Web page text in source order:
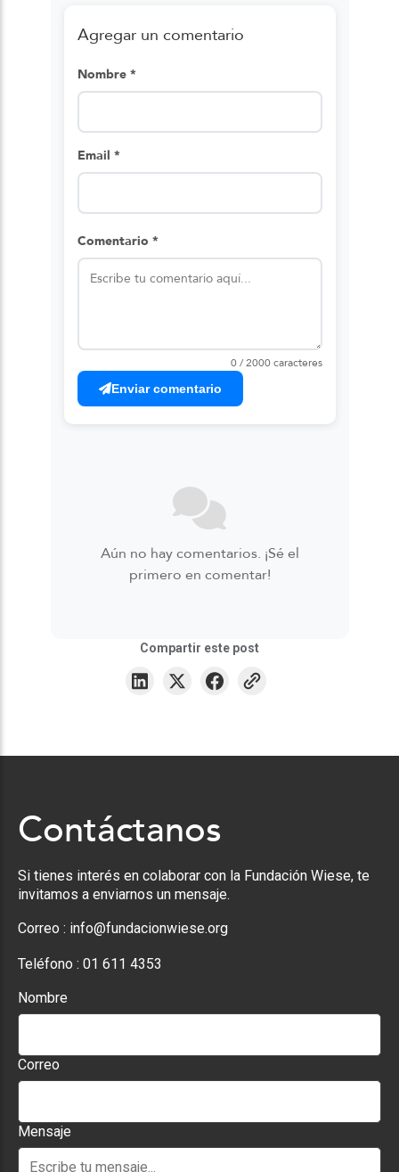
Agregar un comentario
Nombre *
Email *
Comentario *
0 / 2000 caracteres
Enviar comentario
Aún no hay comentarios. ¡Sé el
primero en comentar!
Compartir este post
Contáctanos
Si tienes interés en colaborar con la Fundación Wiese, te
invitamos a enviarnos un mensaje.
Correo : info@fundacionwiese.org
Teléfono : 01 611 4353
Nombre
Correo
Mensaje